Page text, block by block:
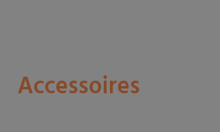
Accessoires